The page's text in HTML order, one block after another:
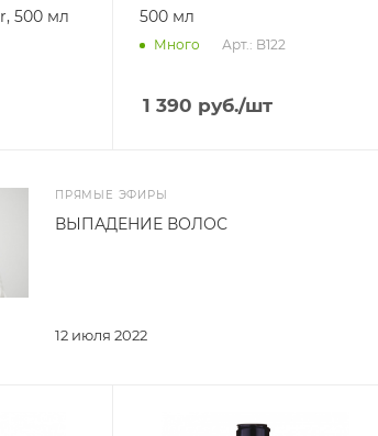
Rosemary Lavender, 500 мл
500 мл
Много Арт.: B122
1 390 руб./шт
ПРЯМЫЕ ЭФИРЫ
12 июля 2022
ВЫПАДЕНИЕ ВОЛОС